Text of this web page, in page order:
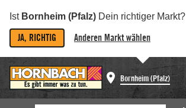
Ist Bornheim (Pfalz) Dein richtiger Markt?
JA, RICHTIG Anderen Markt wählen
Bornheim (Pfalz)